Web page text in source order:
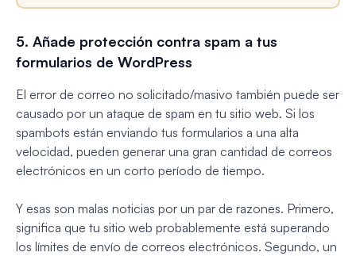
5. Añade protección contra spam a tus
formularios de WordPress
El error de correo no solicitado/masivo también puede ser
causado por un ataque de spam en tu sitio web. Si los
spambots están enviando tus formularios a una alta
velocidad, pueden generar una gran cantidad de correos
electrónicos en un corto período de tiempo.
Y esas son malas noticias por un par de razones. Primero,
significa que tu sitio web probablemente está superando
los límites de envío de correos electrónicos. Segundo, un